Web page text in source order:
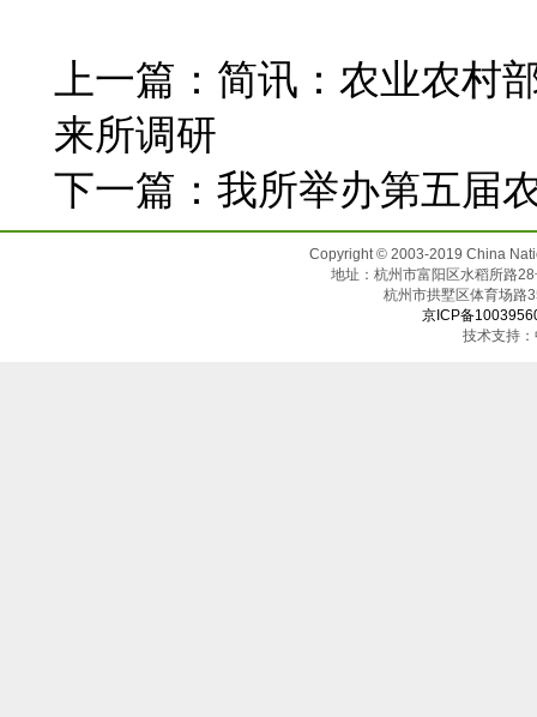
上一篇： 简讯：农业农村
来所调研
下一篇： 我所举办第五届
Copyright © 2003-2019 China
地址：杭州市富阳区水稻所路
杭州市拱墅区体
京ICP备
技术支持